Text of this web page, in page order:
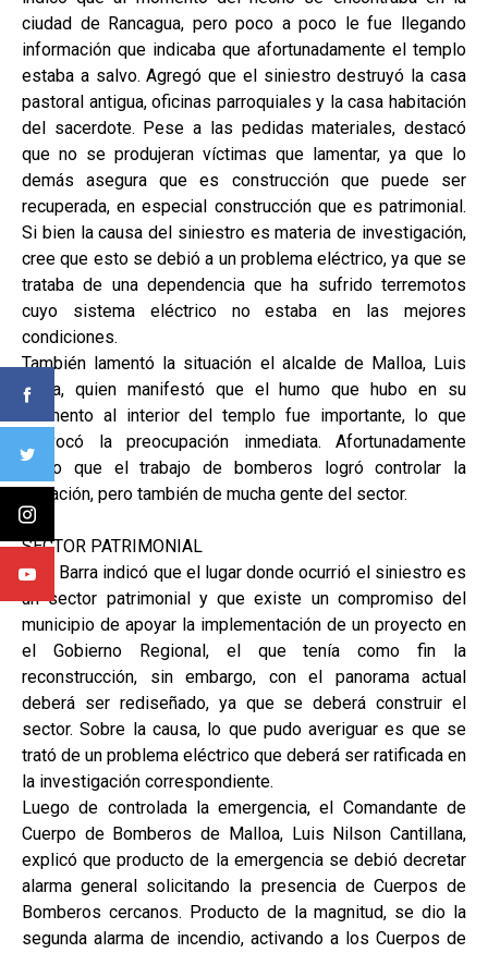
ciudad de Rancagua, pero poco a poco le fue llegando
información que indicaba que afortunadamente el templo
estaba a salvo. Agregó que el siniestro destruyó la casa
pastoral antigua, oficinas parroquiales y la casa habitación
del sacerdote. Pese a las pedidas materiales, destacó
que no se produjeran víctimas que lamentar, ya que lo
demás asegura que es construcción que puede ser
recuperada, en especial construcción que es patrimonial.
Si bien la causa del siniestro es materia de investigación,
cree que esto se debió a un problema eléctrico, ya que se
trataba de una dependencia que ha sufrido terremotos
cuyo sistema eléctrico no estaba en las mejores
condiciones.
También lamentó la situación el alcalde de Malloa, Luis
Barra, quien manifestó que el humo que hubo en su
momento al interior del templo fue importante, lo que
provocó la preocupación inmediata. Afortunadamente
adujo que el trabajo de bomberos logró controlar la
situación, pero también de mucha gente del sector.
SECTOR PATRIMONIAL
Luis Barra indicó que el lugar donde ocurrió el siniestro es
un sector patrimonial y que existe un compromiso del
municipio de apoyar la implementación de un proyecto en
el Gobierno Regional, el que tenía como fin la
reconstrucción, sin embargo, con el panorama actual
deberá ser rediseñado, ya que se deberá construir el
sector. Sobre la causa, lo que pudo averiguar es que se
trató de un problema eléctrico que deberá ser ratificada en
la investigación correspondiente.
Luego de controlada la emergencia, el Comandante de
Cuerpo de Bomberos de Malloa, Luis Nilson Cantillana,
explicó que producto de la emergencia se debió decretar
alarma general solicitando la presencia de Cuerpos de
Bomberos cercanos. Producto de la magnitud, se dio la
segunda alarma de incendio, activando a los Cuerpos de